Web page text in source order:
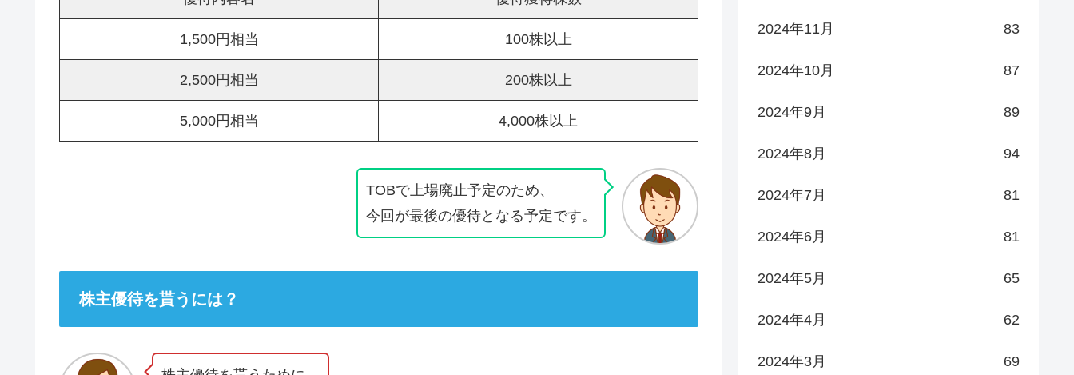
1,500円相当 100株以上
2,500円相当 200株以上
5,000円相当 4,000株以上
TOBで上場廃止予定のため、
今回が最後の優待となる予定です。
株主優待を貰うには？
2024年11月 83
2024年10月 87
2024年9月 89
2024年8月 94
2024年7月 81
2024年6月 81
2024年5月 65
2024年4月 62
2024年3月 69